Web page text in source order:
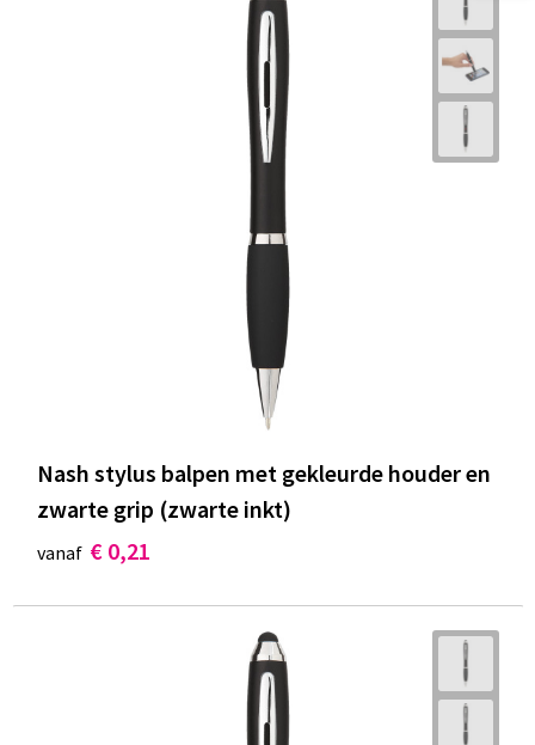
Nash stylus balpen met gekleurde houder en
zwarte grip (zwarte inkt)
vanaf € 0,21